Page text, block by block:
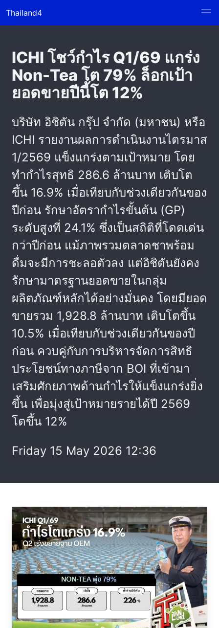
Thailand4
ICHI โชว์กำไร Q1/69 แกร่ง
Non-Tea โต 79% ล็อกเป้า
ยอดขายปีนี้โต 12%
บริษัท อิชิตัน กรุ๊ป จำกัด (มหาชน) หรือ
ICHI รายงานผลการดำเนินงานไตรมาส
1/2569 แข็งแกร่งตามเป้าหมาย โดย
ทำกำไรสุทธิ 286.6 ล้านบาท เติบโต
ขึ้น 16.9% เมื่อเทียบกับช่วงเดียวกันของ
ปีก่อน รักษาอัตรากำไรขั้นต้น (GP)
ระดับสูงที่ 24.1% ซึ่งเป็นสถิติที่โดดเด่น
กว่าปีก่อน แม้ภาพรวมตลาดชาพร้อม
ดื่มจะมีการชะลอตัวลง แต่อิชิตันยังคง
รักษามาตรฐานยอดขายในกลุ่ม
ผลิตภัณฑ์หลักได้อย่างมั่นคง โดยมียอด
ขายรวม 1,928.8 ล้านบาท เติบโตขึ้น
10.5% เมื่อเทียบกับช่วงเดียวกันของปี
ก่อน ควบคู่กับการบริหารจัดการสิทธิ
ประโยชน์ทางภาษีจาก BOI ที่เข้ามา
เสริมศักยภาพด้านกำไรให้แข็งแกร่งยิ่ง
ขึ้น เพื่อมุ่งสู่เป้าหมายรายได้ปี 2569
โตขึ้น 12%
Friday 15 May 2026 12:36